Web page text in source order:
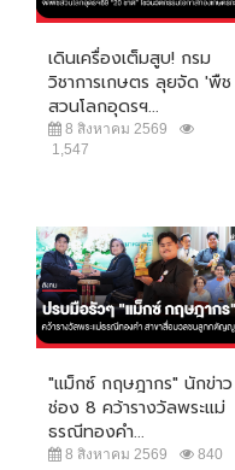
เดินเครื่องเต็มสูบ! กรม
วิชาการเกษตร ลุยจัด 'พืช
สวนโลกอุดรฯ...
8 สิงหาคม 2569
1,547
"แม็กซ์ กฤษฎากร" นักข่าว
ช่อง 8 คว้ารางวัลพระแม่
ธรณีทองคำ...
8 สิงหาคม 2569 840